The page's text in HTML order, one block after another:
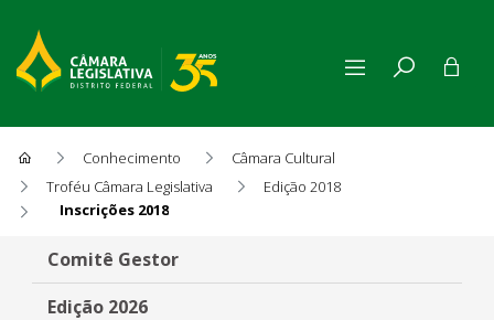
Conhecimento
Câmara Cultural
Troféu Câmara Legislativa
Edição 2018
Inscrições 2018
Inscrições 2018
Comitê Gestor
Edição 2026